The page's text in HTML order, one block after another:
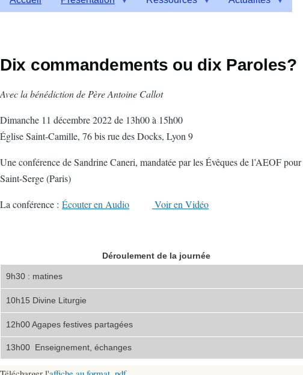
Dix commandements ou dix Paroles?
Avec la bénédiction de Père Antoine Callot
Dimanche 11 décembre 2022 de 13h00 à 15h00
Église Saint-Camille, 76 bis rue des Docks, Lyon 9
Une conférence de Sandrine Caneri, mandatée par les Évêques de l’AEOF
Saint-Serge (Paris)
La conférence : Écouter en Audio Voir en Vidéo
Déroulement de la journée
9h30 : matines
10h15 Divine Liturgie
12h00 Agapes festives partagées
13h00 Enseignement, échanges